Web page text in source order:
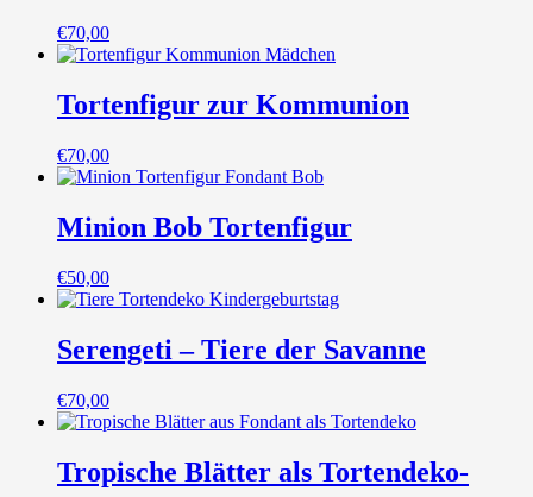
€70,00
Tortenfigur zur Kommunion
€70,00
Minion Bob Tortenfigur
€50,00
Serengeti – Tiere der Savanne
€70,00
Tropische Blätter als Tortendeko-